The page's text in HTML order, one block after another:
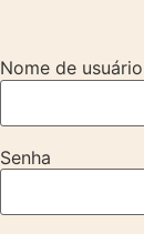
Nome de
Senha